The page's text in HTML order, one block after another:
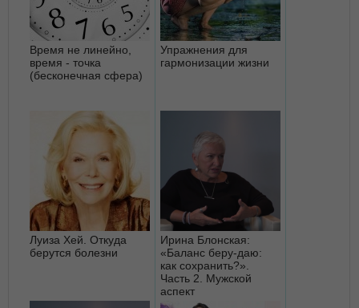
Время не линейно,
время - точка
(бесконечная сфера)
Упражнения для
гармонизации жизни
Луиза Хей. Откуда
берутся болезни
Ирина Блонская:
«Баланс беру-даю:
как сохранить?».
Часть 2. Мужской
аспект